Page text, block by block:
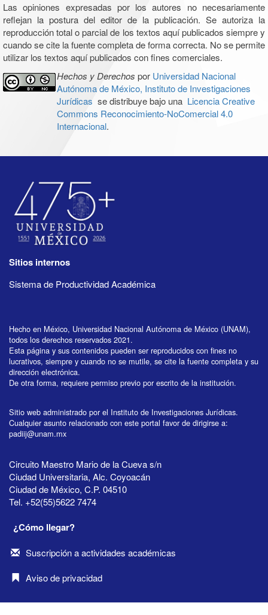
Las opiniones expresadas por los autores no necesariamente
reflejan la postura del editor de la publicación. Se autoriza la
reproducción total o parcial de los textos aquí publicados siempre y
cuando se cite la fuente completa de forma correcta. No se permite
utilizar los textos aquí publicados con fines comerciales.
Hechos y Derechos por Universidad Nacional
Autónoma de México, Instituto de Investigaciones
Jurídicas se distribuye bajo una Licencia Creative
Commons Reconocimiento-NoComercial 4.0
Internacional.
Sitios internos
Sistema de Productividad Académica
Hecho en México, Universidad Nacional Autónoma de México (UNAM),
todos los derechos reservados 2021.
Esta página y sus contenidos pueden ser reproducidos con fines no
lucrativos, siempre y cuando no se mutile, se cite la fuente completa y su
dirección electrónica.
De otra forma, requiere permiso previo por escrito de la institución.
Sitio web administrado por el Instituto de Investigaciones Jurídicas.
Cualquier asunto relacionado con este portal favor de dirigirse a:
padiij@unam.mx
Circuito Maestro Mario de la Cueva s/n
Ciudad Universitaria, Alc. Coyoacán
Ciudad de México, C.P. 04510
Tel. +52(55)5622 7474
¿Cómo llegar?
Suscripción a actividades académicas
Aviso de privacidad